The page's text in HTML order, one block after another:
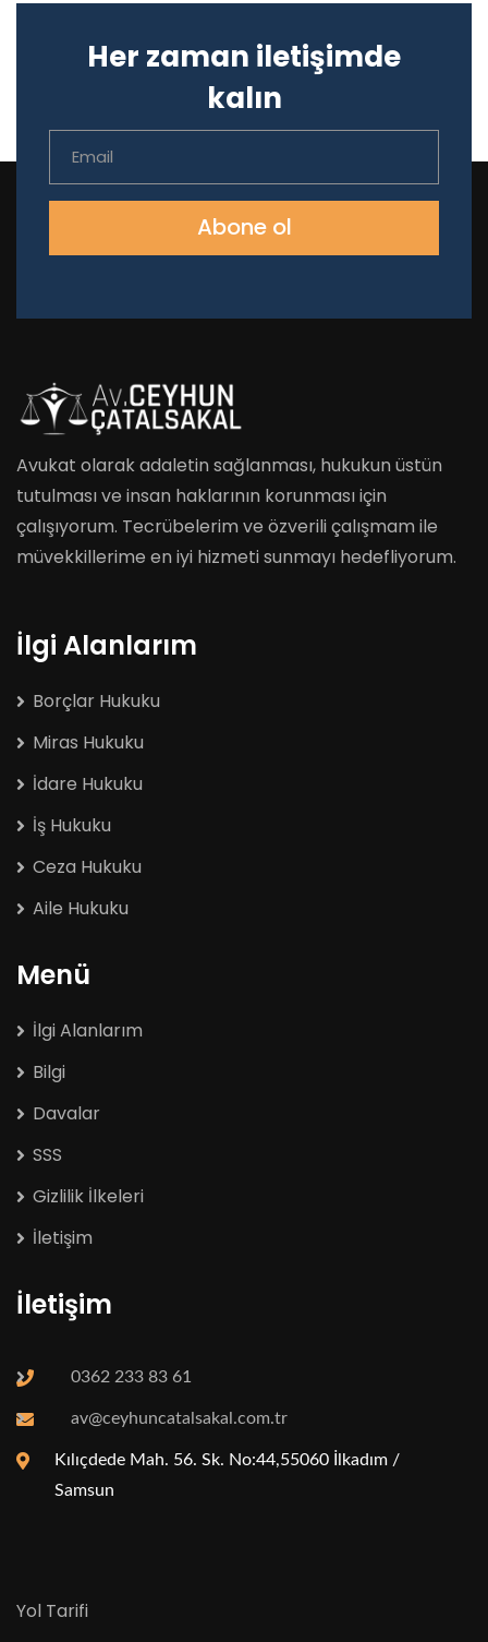
Her zaman iletişimde
kalın
Abone ol
Avukat olarak adaletin sağlanması, hukukun üstün
tutulması ve insan haklarının korunması için
çalışıyorum. Tecrübelerim ve özverili çalışmam ile
müvekkillerime en iyi hizmeti sunmayı hedefliyorum.
İlgi Alanlarım
Borçlar Hukuku
Miras Hukuku
İdare Hukuku
İş Hukuku
Ceza Hukuku
Aile Hukuku
Menü
İlgi Alanlarım
Bilgi
Davalar
SSS
Gizlilik İlkeleri
İletişim
İletişim
0362 233 83 61
av@ceyhuncatalsakal.com.tr
Kılıçdede Mah. 56. Sk. No:44,55060 İlkadım /
Samsun
Yol Tarifi